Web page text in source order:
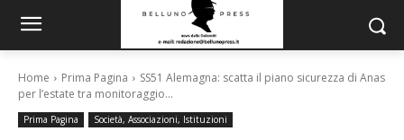
Home Prima Pagina
SS51 Alemagna: scatta il piano sicurezza di Anas
per l’estate tra monitoraggio...
Prima Pagina Società, Associazioni, Istituzioni